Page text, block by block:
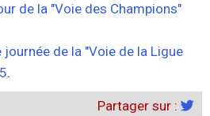
de la "Voie des Champions"
de la "Voie de la Ligue
.
Partager sur :